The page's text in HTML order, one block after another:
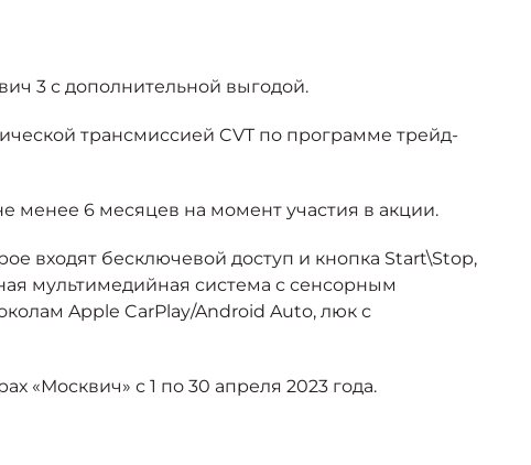
3 с дополнительной выгодой.
трансмиссией CVT по программе трейд-
менее 6 месяцев на момент участия в акции.
входят бесключевой доступ и кнопка Start\Stop,
мультимедийная система с сенсорным
Apple CarPlay/Android Auto, люк с
«Москвич» с 1 по 30 апреля 2023 года.